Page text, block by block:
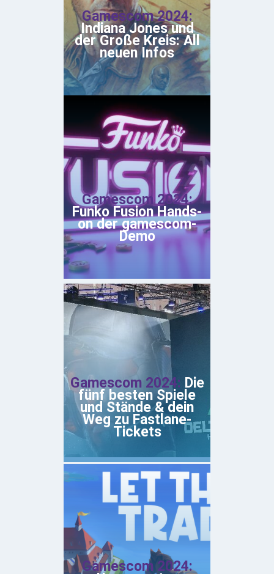
Gamescom 2024:
Indiana Jones und
der Große Kreis: All
neuen Infos
Gamescom 2024:
Funko Fusion Hands-
on der gamescom-
Demo
Gamescom 2024: Die
fünf besten Spiele
und Stände & dein
Weg zu Fastlane-
Tickets
Gamescom 2024: